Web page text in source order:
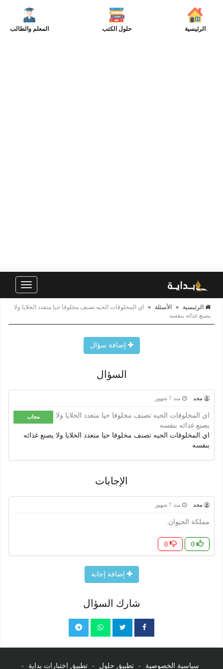
الرئيسية حلول الكتب المعلم والطالب
Toggle
الرئيسية » الأسئلة »
اي المخلوقات الحيه تصنف مخلوقا حيا متعدد الخلايا ولا
يصنع غذائه بنفسه
إضافة سؤال
السؤال
مجد منذ 7 شهور
مجاب
اي المخلوقات الحيه تصنف مخلوقا حيا متعدد الخلايا ولا
يصنع غذائه بنفسه
اي المخلوقات الحيه تصنف مخلوقا حيا متعدد الخلايا ولا يصنع غذائه
بنفسه
الإجابات
مجد منذ 7 شهور
مملكة الحيوان.
0
0
إضافة إجابة
شارك السؤال
سياسية الخصوصية - تطبيق حلول - تطبيق اختبارات بداية -